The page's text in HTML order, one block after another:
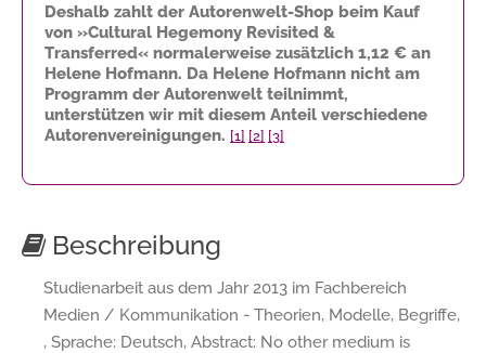
Deshalb zahlt der Autorenwelt-Shop beim Kauf
von »Cultural Hegemony Revisited &
Transferred« normalerweise zusätzlich 1,12 € an
Helene Hofmann. Da Helene Hofmann nicht am
Programm der Autorenwelt teilnimmt,
unterstützen wir mit diesem Anteil verschiedene
Autorenvereinigungen. [1] [2] [3]
Beschreibung
Studienarbeit aus dem Jahr 2013 im Fachbereich
Medien / Kommunikation - Theorien, Modelle, Begriffe,
, Sprache: Deutsch, Abstract: No other medium is